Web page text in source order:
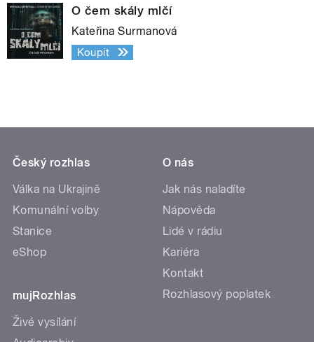
O čem skály mlčí
Kateřina Surmanová
Koupit
Český rozhlas
Válka na Ukrajině
Komunální volby
Stanice
eShop
mujRozhlas
Živé vysílání
O nás
Jak nás naladíte
Nápověda
Lidé v rádiu
Kariéra
Kontakt
Rozhlasový poplatek